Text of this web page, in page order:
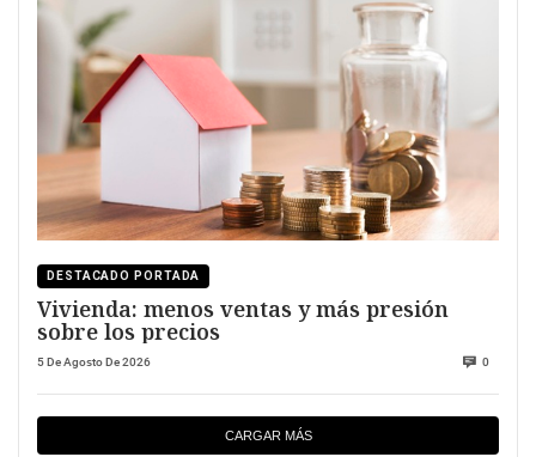
DESTACADO PORTADA
Vivienda: menos ventas y más presión
sobre los precios
5 De Agosto De 2026 0
CARGAR MÁS